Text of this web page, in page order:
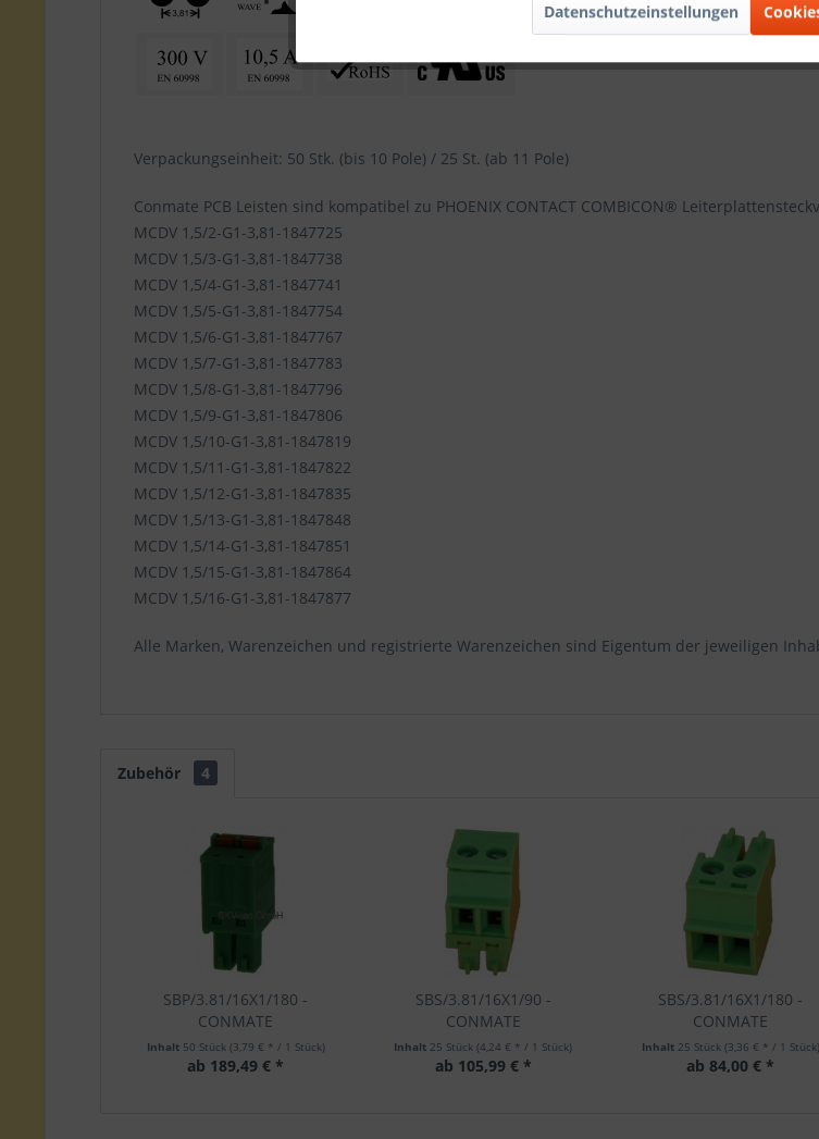
Verpackungseinheit: 50 Stk. (bis 10 Pole) / 25 St. (ab 11 Pole)
Conmate PCB Leisten sind kompatibel zu PHOENIX CONTACT COMBICON®
MCDV 1,5/2-G1-3,81-1847725
MCDV 1,5/3-G1-3,81-1847738
MCDV 1,5/4-G1-3,81-1847741
MCDV 1,5/5-G1-3,81-1847754
MCDV 1,5/6-G1-3,81-1847767
MCDV 1,5/7-G1-3,81-1847783
MCDV 1,5/8-G1-3,81-1847796
MCDV 1,5/9-G1-3,81-1847806
MCDV 1,5/10-G1-3,81-1847819
MCDV 1,5/11-G1-3,81-1847822
MCDV 1,5/12-G1-3,81-1847835
MCDV 1,5/13-G1-3,81-1847848
MCDV 1,5/14-G1-3,81-1847851
MCDV 1,5/15-G1-3,81-1847864
MCDV 1,5/16-G1-3,81-1847877
Alle Marken, Warenzeichen und registrierte Warenzeichen sind Eigentum der jeweiligen
Zubehör 4
SBP/3.81/16X1/180 -
CONMATE
Inhalt 50 Stück (3,79 € * / 1 Stück)
ab 189,49 € *
SBS/3.81/16X1/90 -
CONMATE
Inhalt 25 Stück(4,24 € * / 1 Stück)
ab 105,99 € *
SBS/3.81/16X1/180 -
CONMATE
Inhalt 25 Stück (3,36 € * / 1 Stück)
ab 84,00 € *
Datenschutzeinstellungen